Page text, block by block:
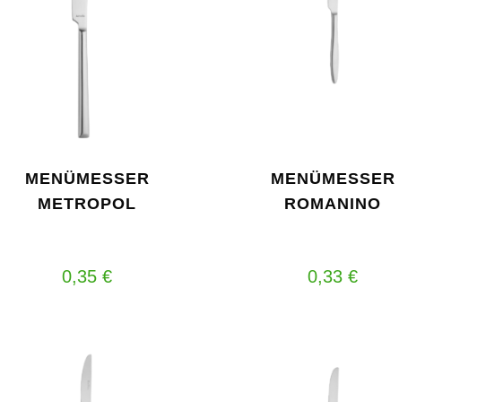
MENÜMESSER
METROPOL
0,35€
MENÜMESSER
ROMANINO
0,33€